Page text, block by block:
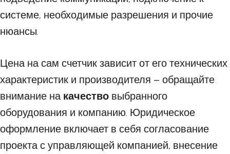
системе, необходимые разрешения и прочие
нюансы.
Цена на сам счетчик зависит от его технических
характеристик и производителя – обращайте
внимание на качество выбранного
оборудования и компанию. Юридическое
оформление включает в себя согласование
проекта с управляющей компанией, внесение